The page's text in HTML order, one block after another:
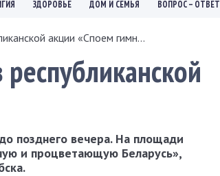
ЗДОРОВЬЕ ДОМ И СЕМЬЯ ВОПРОС – ОТВЕТ
акции «Споем гимн...
позднего вечера. На площади
и процветающую Беларусь»,